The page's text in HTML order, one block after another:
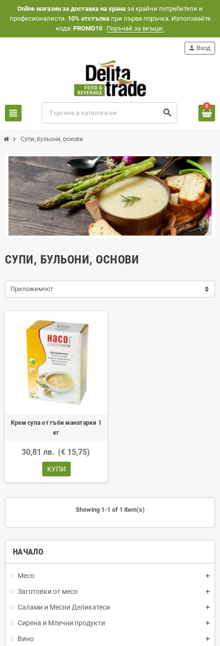
Оnline магазин за доставка на храна за крайни потребители и
професионалисти. 10% отстъпкапри първа поръчка. Използвайте
кода: PROMO10 . Поръчай за вкъщи.
view_headline search
person Вход
0
chevron_right Супи, бульони, основи
НАЧАЛО
Месо
Заготовки от месо
Салами и Месни Деликатеси
Сирена и Млечни продукти
Вино
СУПИ, БУЛЬОНИ, ОСНОВИ
Приложимост
Крем супа от гъби манатарки 1
кг
30,81 лв. (€ 15,75)
КУПИ
Showing 1-1 of 1 item(s)